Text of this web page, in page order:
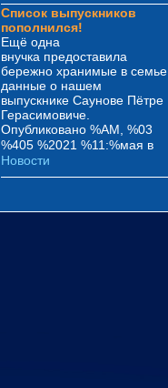
Список выпускников
пополнился!
Ещё одна
внучка предоставила
бережно хранимые в семье
данные о нашем
выпускнике Саунове Пётре
Герасимовиче.
Опубликовано %AM, %03
%405 %2021 %11:%мая в
Новости